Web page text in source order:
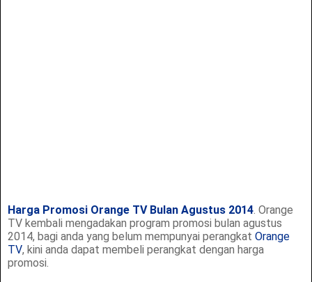
Harga Promosi Orange TV Bulan Agustus 2014. Orange
TV kembali mengadakan program promosi bulan agustus
2014, bagi anda yang belum mempunyai perangkatOrange
TV, kini anda dapat membeli perangkat dengan harga
promosi.